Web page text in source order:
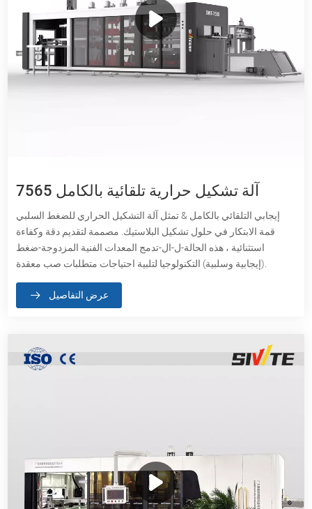
7565 آلة تشكيل حرارية تلقائية بالكامل
إيجابي التلقائي بالكامل & تمثل آلة التشكيل الحراري للضغط السلبي
قمة الابتكار في حلول تشكيل البلاستيك. مصممة لتقديم دقة وكفاءة
استثنائية ، هذه الحالة-ل-ال-تدمج المعدات الفنية المزدوجة-ضغط
عرض التفاصيل